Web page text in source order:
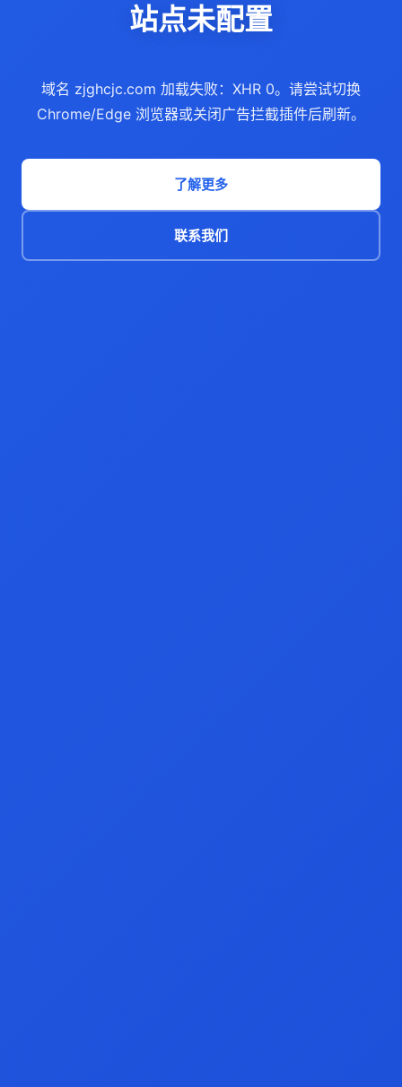
站点未配置
域名 zjghcjc.com 加载失败：XHR 0。请尝试切换
Chrome/Edge 浏览器或关闭广告拦截插件后刷新。
了解更多
联系我们